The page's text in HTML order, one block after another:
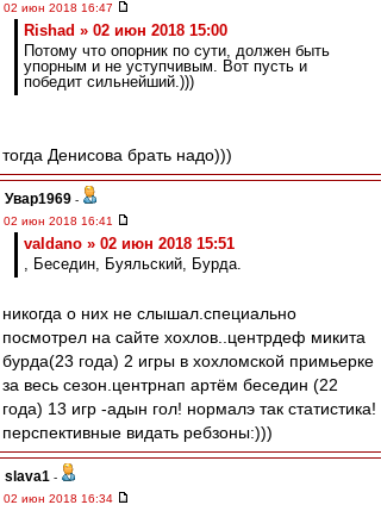
02 июн 2018 16:47
Rishad » 02 июн 2018 15:00
Потому что опорник по сути, должен быть
упорным и не уступчивым. Вот пусть и
победит сильнейший.)))
тогда Денисова брать надо)))
Увар1969 -
02 июн 2018 16:41
valdano » 02 июн 2018 15:51
, Беседин, Буяльский, Бурда.
никогда о них не слышал.специально
посмотрел на сайте хохлов..центрдеф микита
бурда(23 года) 2 игры в хохломской примьерке
за весь сезон.центрнап артём беседин (22
года) 13 игр -адын гол! нормалэ так статистика!
перспективные видать ребзоны:)))
slava1 -
02 июн 2018 16:34